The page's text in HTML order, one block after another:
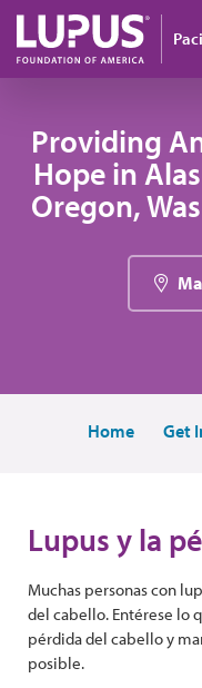
Pasar al contenido
Providing
Hope in
Oregon,
Home Get
Lupus y la
Muchas personas con
del cabello. Entérese lo
pérdida del cabello y
posible.